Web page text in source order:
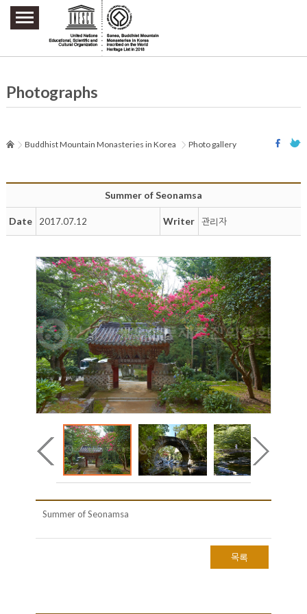
주요메뉴 바로가기
본문 바로가기
하단메뉴 바로가기
Photographs
Buddhist Mountain Monasteries in Korea Photo gallery
Summer of Seonamsa
Date 2017.07.12 Writer 관리자
Summer of Seonamsa
목록